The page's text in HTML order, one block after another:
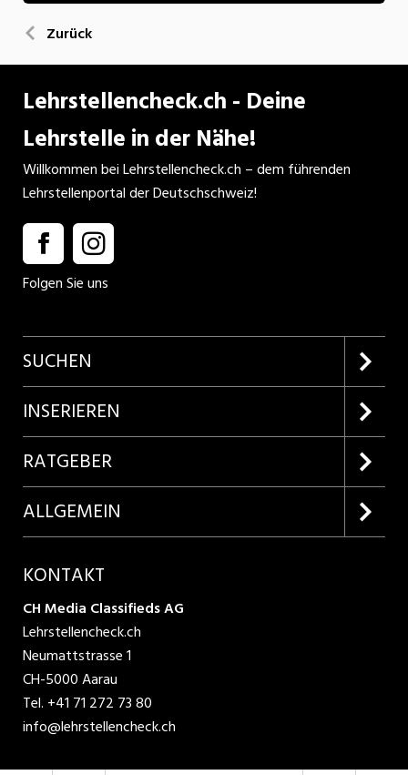
Zurück
Lehrstellencheck.ch - Deine
Lehrstelle in der Nähe!
Willkommen bei Lehrstellencheck.ch – dem führenden
Lehrstellenportal der Deutschschweiz!
Folgen Sie uns
SUCHEN
Firmenprofile entdecken
Lehrstellen suchen
INSERIEREN
Kundenlogin
Inserieren
Produkte
RATGEBER
Lehrberufe entdecken
ALLGEMEIN
AGB
Datenschutzbestimmungen
Nutzungsbedingungen
Impressum
KONTAKT
CH Media Classifieds AG
Lehrstellencheck.ch
Neumattstrasse 1
CH-5000 Aarau
Tel. +41 71 272 73 80
info@lehrstellencheck.ch